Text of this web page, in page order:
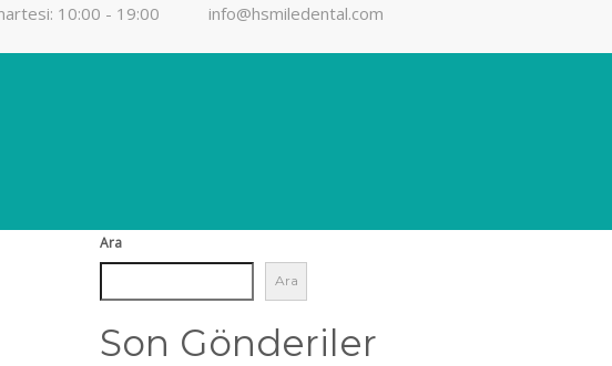
10:00 - 19:00 info@hsmiledental.com
Ara
Ara
Son Gönderiler